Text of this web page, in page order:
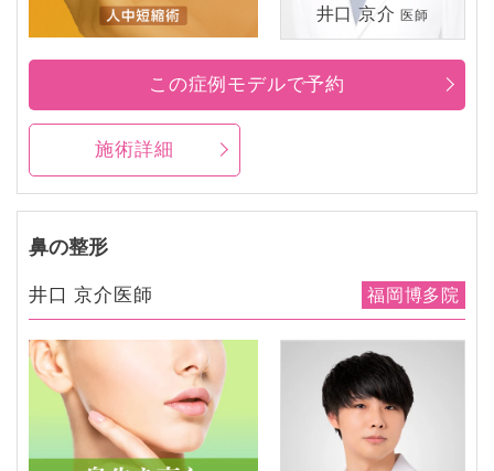
井口 京介 医師
施術詳細
この症例モデルで予約
鼻の整形
井口 京介医師 福岡博多院